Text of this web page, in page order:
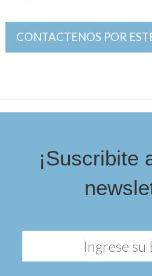
CONTACTENOS POR
¡Suscribite